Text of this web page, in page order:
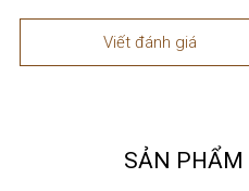
Viết đánh giá
SẢN PHẨM